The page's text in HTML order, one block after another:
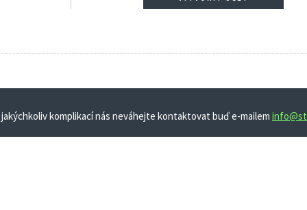
jakýchkoliv komplikací nás neváhejte kontaktovat buď e-mailem